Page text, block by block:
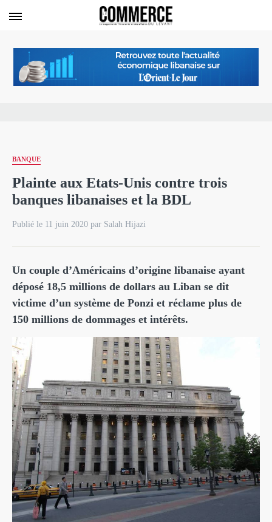
BANQUE
Plainte aux Etats-Unis contre trois
banques libanaises et la BDL
Publié le 11 juin 2020 par Salah Hijazi
Un couple d’Américains d’origine libanaise ayant
déposé 18,5 millions de dollars au Liban se dit
victime d’un système de Ponzi et réclame plus de
150 millions de dommages et intérêts.